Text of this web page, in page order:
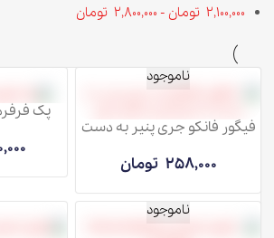
2,100,000 تومان -
2,800,000 تومان
ناموجود
فیگور فانکو جری پنیر به دست
258,000 تومان
پک فرفره
ناموجود